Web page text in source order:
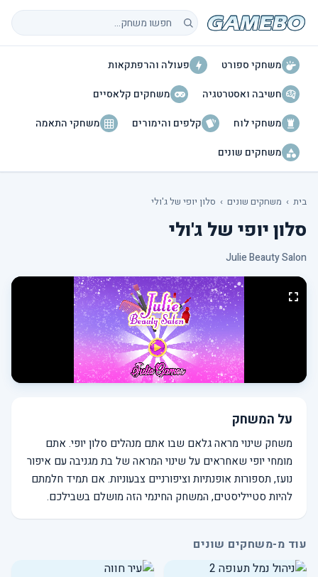
חיפוש משחקים
משחקי ספורט
פעולה והרפתקאות
חשיבה ואסטרטגיה
משחקים קלאסיים
משחקי לוח
קלפים והימורים
משחקי התאמה
משחקים שונים
בית › משחקים שונים › סלון יופי של ג'ולי
סלון יופי של ג'ולי
Julie Beauty Salon
על המשחק
משחק שינוי מראה גלאם שבו אתם מנהלים סלון יופי. אתם
מומחי יופי שאחראים על שינוי המראה של בת מגניבה עם איפור
נועז, תספורות אופנתיות וציפורניים צבעוניות. אם תמיד חלמתם
להיות סטייליסטים, המשחק החינמי הזה מושלם בשבילכם.
עוד מ-משחקים שונים